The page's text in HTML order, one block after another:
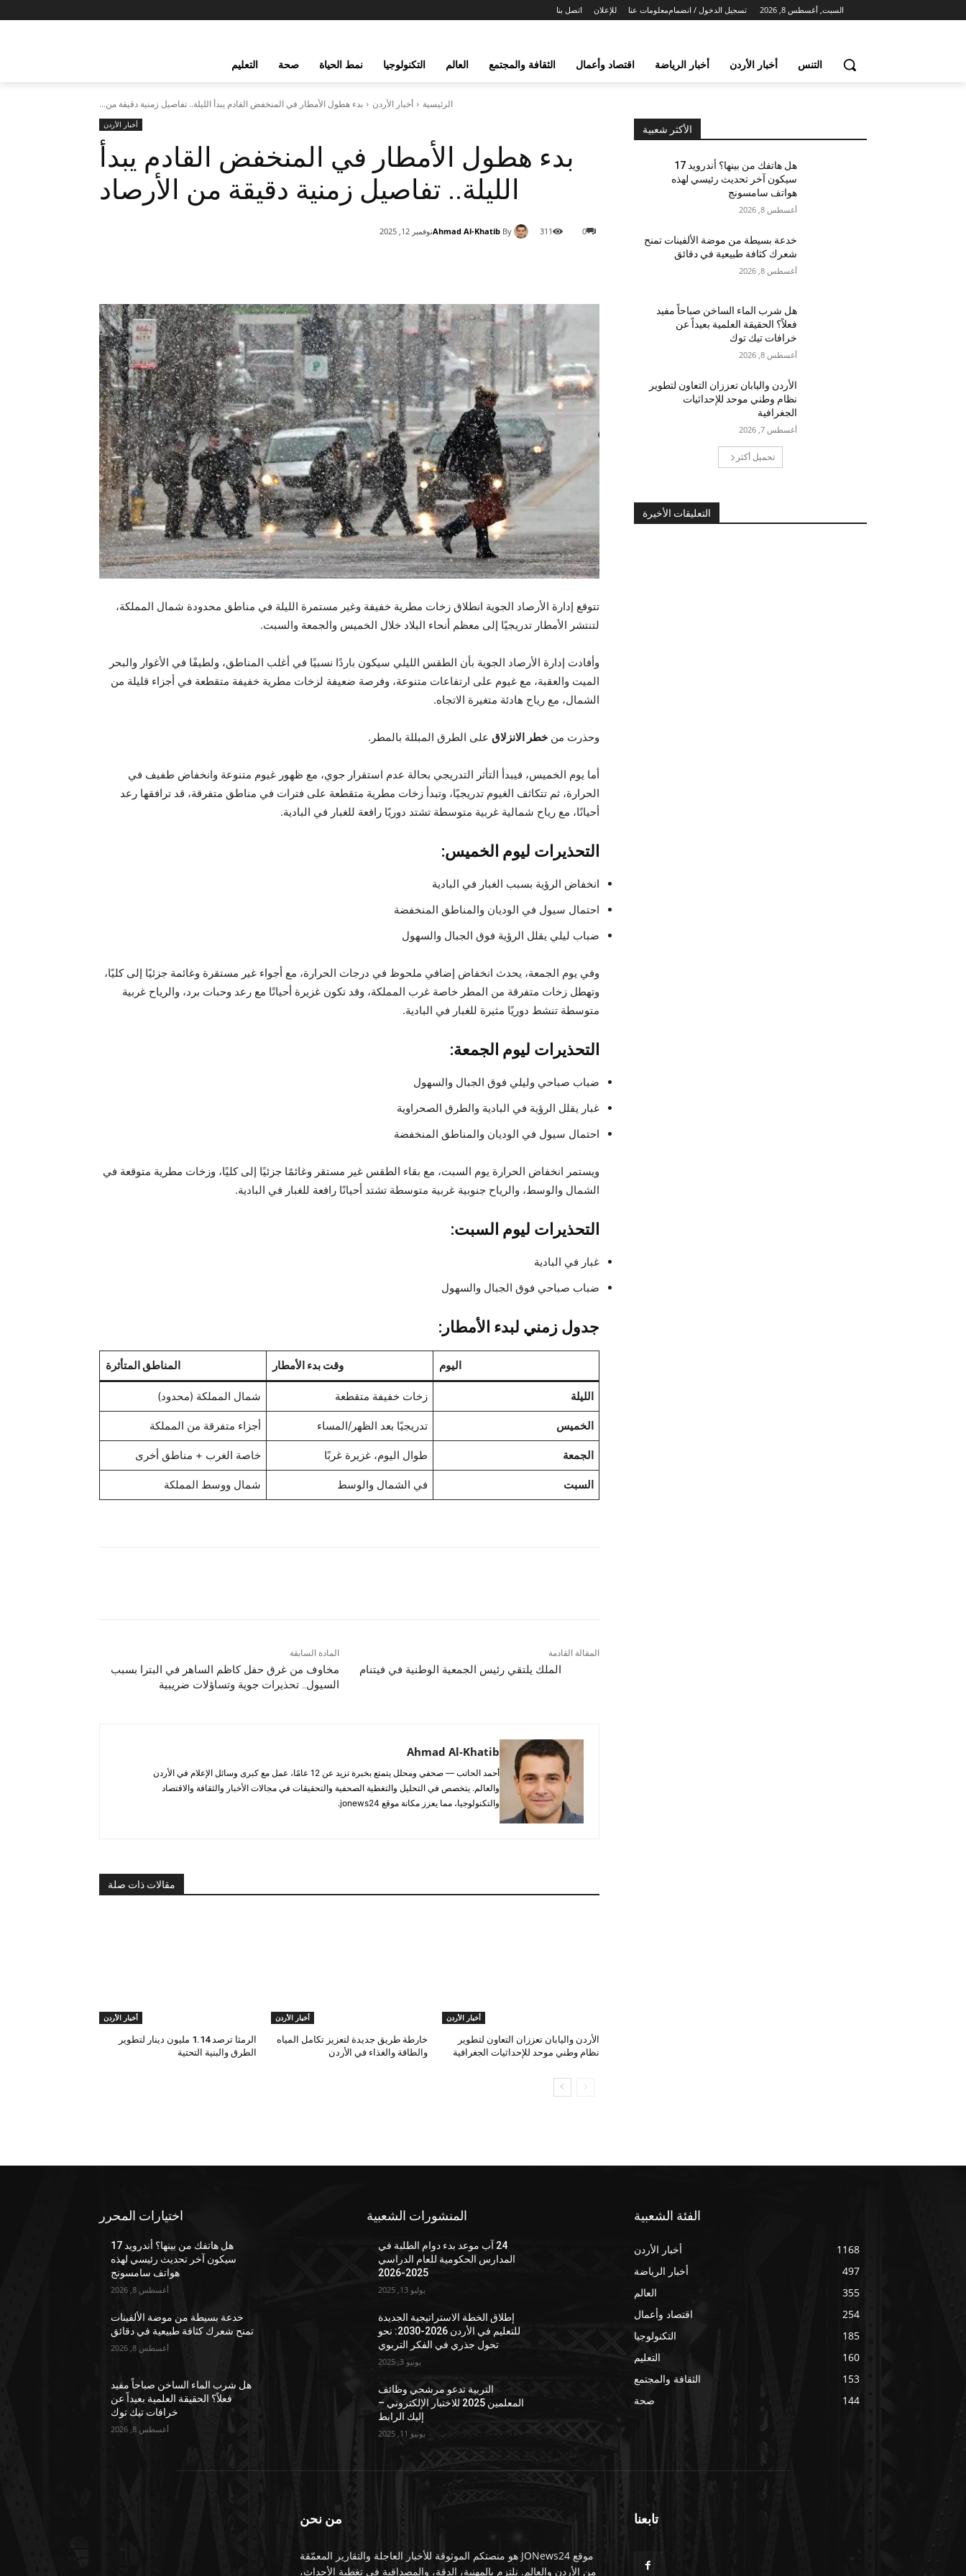
السبت, أغسطس 8, 2026 تسجيل الدخول / انضمام اتصل بنا للإعلان معلومات عنا
التنس أخبار الأردن أخبار الرياضة اقتصاد وأعمال الثقافة والمجتمع العالم التكنولوجيا نمط الحياة صحة التعليم
الرئيسية أخبار الأردن بدء هطول الأمطار في المنخفض القادم يبدأ الليلة.. تفاصيل زمنية دقيقة من...
أخبار الأردن
بدء هطول الأمطار في المنخفض القادم يبدأ
الليلة.. تفاصيل زمنية دقيقة من الأرصاد
By
Ahmad Al-Khatibنوفمبر 12, 2025 0
311
تتوقع إدارة الأرصاد الجوية انطلاق زخات مطرية خفيفة وغير مستمرة الليلة في مناطق محدودة شمال المملكة،
لتنتشر الأمطار تدريجيًا إلى معظم أنحاء البلاد خلال الخميس والجمعة والسبت.
وأفادت إدارة الأرصاد الجوية بأن الطقس الليلي سيكون باردًا نسبيًا في أغلب المناطق، ولطيفًا في الأغوار والبحر
الميت والعقبة، مع غيوم على ارتفاعات متنوعة، وفرصة ضعيفة لزخات مطرية خفيفة متقطعة في أجزاء قليلة من
الشمال، مع رياح هادئة متغيرة الاتجاه.
وحذرت من خطر الانزلاق على الطرق المبللة بالمطر.
أما يوم الخميس، فيبدأ التأثر التدريجي بحالة عدم استقرار جوي، مع ظهور غيوم متنوعة وانخفاض طفيف في
الحرارة، ثم تتكاثف الغيوم تدريجيًا، وتبدأ زخات مطرية متقطعة على فترات في مناطق متفرقة، قد ترافقها رعد
أحيانًا، مع رياح شمالية غربية متوسطة تشتد دوريًا رافعة للغبار في البادية.
التحذيرات ليوم الخميس:
انخفاض الرؤية بسبب الغبار في البادية
احتمال سيول في الوديان والمناطق المنخفضة
ضباب ليلي يقلل الرؤية فوق الجبال والسهول
وفي يوم الجمعة، يحدث انخفاض إضافي ملحوظ في درجات الحرارة، مع أجواء غير مستقرة وغائمة جزئيًا إلى كليًا،
وتهطل زخات متفرقة من المطر خاصة غرب المملكة، وقد تكون غزيرة أحيانًا مع رعد وحبات برد، والرياح غربية
متوسطة تنشط دوريًا مثيرة للغبار في البادية.
التحذيرات ليوم الجمعة:
ضباب صباحي وليلي فوق الجبال والسهول
غبار يقلل الرؤية في البادية والطرق الصحراوية
احتمال سيول في الوديان والمناطق المنخفضة
ويستمر انخفاض الحرارة يوم السبت، مع بقاء الطقس غير مستقر وغائمًا جزئيًا إلى كليًا، وزخات مطرية متوقعة في
الشمال والوسط، والرياح جنوبية غربية متوسطة تشتد أحيانًا رافعة للغبار في البادية.
التحذيرات ليوم السبت:
غبار في البادية
ضباب صباحي فوق الجبال والسهول
جدول زمني لبدء الأمطار:
اليوم وقت بدء الأمطار المناطق المتأثرة
الليلة زخات خفيفة متقطعة شمال المملكة (محدود)
الخميس تدريجيًا بعد الظهر/المساء أجزاء متفرقة من المملكة
الجمعة طوال اليوم، غزيرة غربًا خاصة الغرب + مناطق أخرى
السبت في الشمال والوسط شمال ووسط المملكة
المادة السابقة
مخاوف من غرق حفل كاظم الساهر في البترا بسبب
السيول.. تحذيرات جوية وتساؤلات ضريبية
المقالة القادمة
الملك يلتقي رئيس الجمعية الوطنية في فيتنام
Ahmad Al-Khatib
أحمد الحاتب — صحفي ومحلل يتمتع بخبرة تزيد عن 12 عامًا، عمل مع كبرى وسائل الإعلام في الأردن
والعالم. يتخصص في التحليل والتغطية الصحفية والتحقيقات في مجالات الأخبار والثقافة والاقتصاد
والتكنولوجيا، مما يعزز مكانة موقع jonews24.
مقالات ذات صلة
أخبار الأردن
الأردن واليابان تعززان التعاون لتطوير
نظام وطني موحد للإحداثيات الجغرافية
أخبار الأردن
خارطة طريق جديدة لتعزيز تكامل المياه
والطاقة والغذاء في الأردن
أخبار الأردن
الرمثا ترصد 1.14 مليون دينار لتطوير
الطرق والبنية التحتية
الأكثر شعبية
هل هاتفك من بينها؟ أندرويد 17
سيكون آخر تحديث رئيسي لهذه
هواتف سامسونج
أغسطس 8, 2026
خدعة بسيطة من موضة الألفينات تمنح
شعرك كثافة طبيعية في دقائق
أغسطس 8, 2026
هل شرب الماء الساخن صباحاً مفيد
فعلاً؟ الحقيقة العلمية بعيداً عن
خرافات تيك توك
أغسطس 8, 2026
الأردن واليابان تعززان التعاون لتطوير
نظام وطني موحد للإحداثيات
الجغرافية
أغسطس 7, 2026
تحميل أكثر
التعليقات الأخيرة
اختيارات المحرر
هل هاتفك من بينها؟ أندرويد 17
سيكون آخر تحديث رئيسي لهذه
هواتف سامسونج
أغسطس 8, 2026
خدعة بسيطة من موضة الألفينات
تمنح شعرك كثافة طبيعية في دقائق
أغسطس 8, 2026
هل شرب الماء الساخن صباحاً مفيد
فعلاً؟ الحقيقة العلمية بعيداً عن
خرافات تيك توك
أغسطس 8, 2026
المنشورات الشعبية
24 آب موعد بدء دوام الطلبة في
المدارس الحكومية للعام الدراسي
2025-2026
يوليو 13, 2025
إطلاق الخطة الاستراتيجية الجديدة
للتعليم في الأردن 2026-2030: نحو
تحول جذري في الفكر التربوي
يونيو 3, 2025
التربية تدعو مرشحي وظائف
المعلمين 2025 للاختبار الإلكتروني –
إليك الرابط
يونيو 11, 2025
الفئة الشعبية
أخبار الأردن
1168
أخبار الرياضة
497
العالم
355
اقتصاد وأعمال
254
التكنولوجيا
185
التعليم
160
الثقافة والمجتمع
153
صحة
144
من نحن
موقع JONews24 هو منصتكم الموثوقة للأخبار العاجلة والتقارير المعمّقة
من الأردن والعالم. نلتزم بالمهنية، الدقة، والمصداقية في تغطية الأحداث،
تابعنا